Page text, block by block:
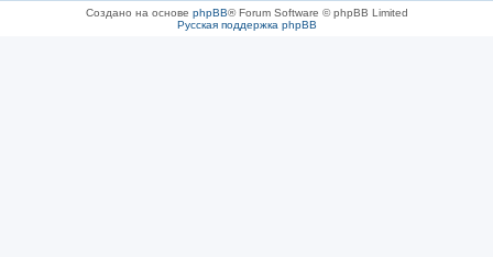
Создано на основе phpBB® Forum Software © phpBB Limited
Русская поддержка phpBB